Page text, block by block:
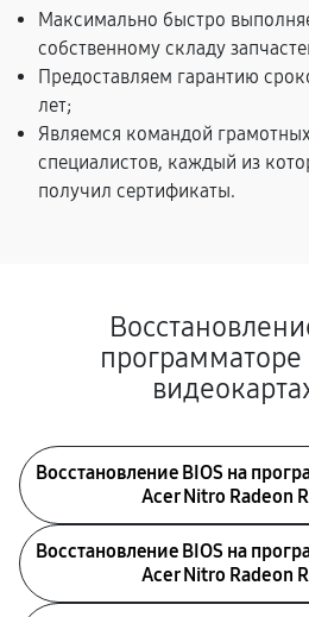
Максимально быстро
собственному складу
Предоставляем гарантию
лет;
Являемся командой
специалистов, каждый из
получил сертификаты.
программаторе
Восстановление BIOS на
Acer Nitro Radeon
Восстановление BIOS на
Acer Nitro Radeon